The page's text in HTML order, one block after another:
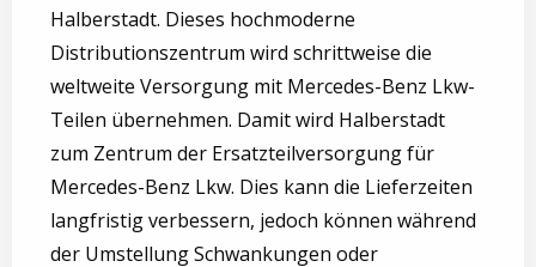
Halberstadt. Dieses hochmoderne
Distributionszentrum wird schrittweise die
weltweite Versorgung mit Mercedes-Benz Lkw-
Teilen übernehmen. Damit wird Halberstadt
zum Zentrum der Ersatzteilversorgung für
Mercedes-Benz Lkw. Dies kann die Lieferzeiten
langfristig verbessern, jedoch können während
der Umstellung Schwankungen oder